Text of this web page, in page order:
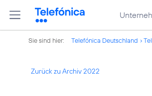
Sie sind hier: Telefónica Deutschland
Zurück zu Archiv 2022